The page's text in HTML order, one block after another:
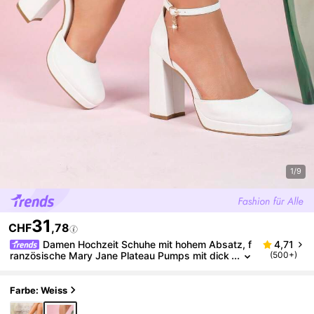
1/9
CHF31 ,78
Damen Hochzeit Schuhe mit hohem Absatz, f
ranzösische Mary Jane Plateau Pumps mit dick
4,71
(500+)
Farbe: Weiss